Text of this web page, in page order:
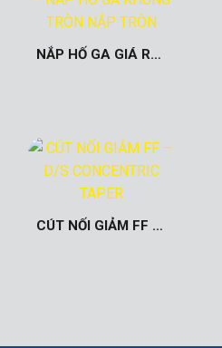
NẮP HỐ GA GIÁ RẺ – NẮP HỐ GA KHUNG TRÒN NẮP TRÒN
CÚT NỐI GIẢM FF – D/S CONCENTRIC TAPER